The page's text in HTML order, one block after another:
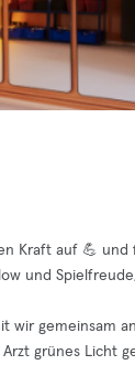
Kraft auf 💪
und
wir gemeinsam
grünes Licht